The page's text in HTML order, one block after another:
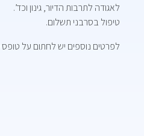
לאגודה לתרבות הדיור, גינון וכד’.
טיפול בסרבני תשלום.
לפרטים נוספים יש לחתום על טופס